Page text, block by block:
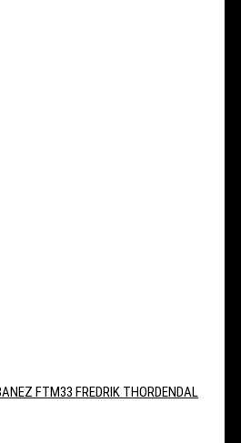
FTM33 FREDRIK THORDENDAL